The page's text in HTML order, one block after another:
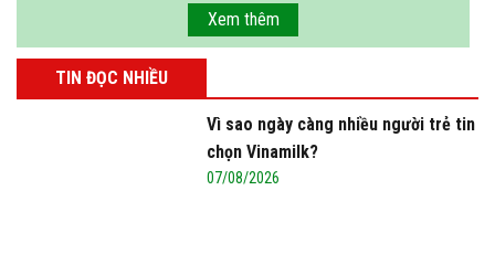
Xem thêm
TIN ĐỌC NHIỀU
Vì sao ngày càng nhiều người trẻ tin
chọn Vinamilk?
07/08/2026